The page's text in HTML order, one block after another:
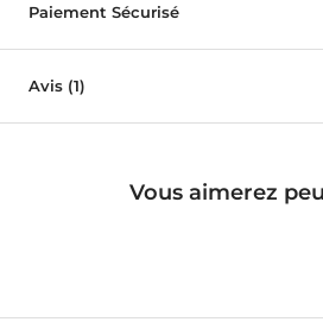
Paiement Sécurisé
Avis (1)
Vous aimerez